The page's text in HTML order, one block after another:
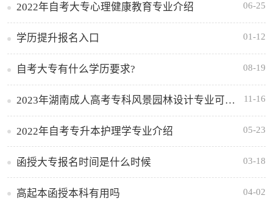
2022年自考大专心理健康教育专业介绍 06-25
学历提升报名入口 01-12
自考大专有什么学历要求? 08-19
2023年湖南成人高考专科风景园林设计专业可报考哪些大学 11-16
2022年自考专升本护理学专业介绍 05-23
函授大专报名时间是什么时候 03-18
高起本函授本科有用吗 04-02